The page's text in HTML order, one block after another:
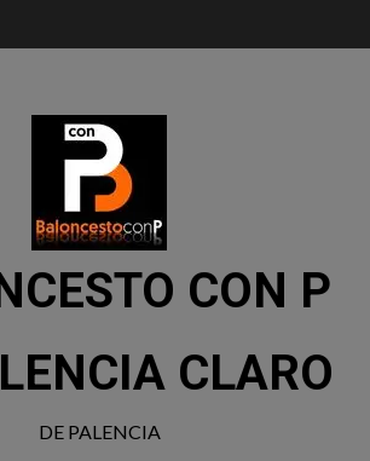
CON P
CLARO
DE PALENCIA